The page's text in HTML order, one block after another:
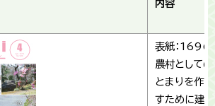
内容
表紙：1696
農村としての
とまりを作り
すために建